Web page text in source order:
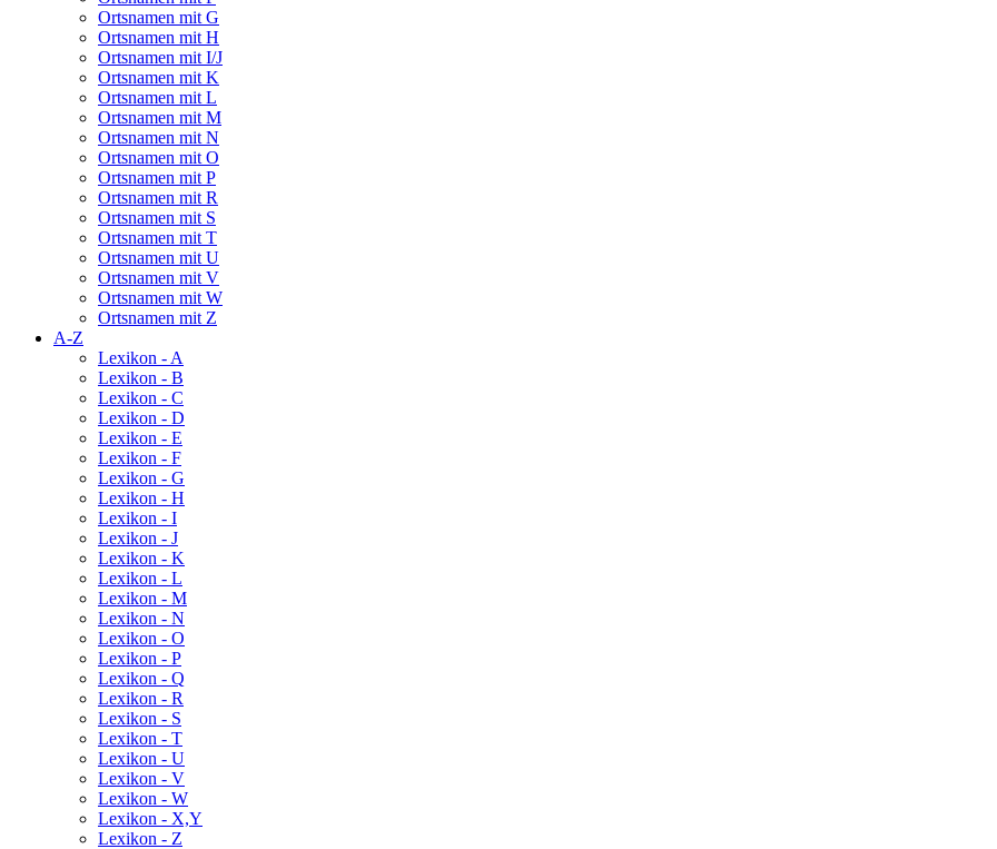
Ortsnamen mit G
Ortsnamen mit H
Ortsnamen mit I/J
Ortsnamen mit K
Ortsnamen mit L
Ortsnamen mit M
Ortsnamen mit N
Ortsnamen mit O
Ortsnamen mit P
Ortsnamen mit R
Ortsnamen mit S
Ortsnamen mit T
Ortsnamen mit U
Ortsnamen mit V
Ortsnamen mit W
Ortsnamen mit Z
A-Z
Lexikon - A
Lexikon - B
Lexikon - C
Lexikon - D
Lexikon - E
Lexikon - F
Lexikon - G
Lexikon - H
Lexikon - I
Lexikon - J
Lexikon - K
Lexikon - L
Lexikon - M
Lexikon - N
Lexikon - O
Lexikon - P
Lexikon - Q
Lexikon - R
Lexikon - S
Lexikon - T
Lexikon - U
Lexikon - V
Lexikon - W
Lexikon - X,Y
Lexikon - Z